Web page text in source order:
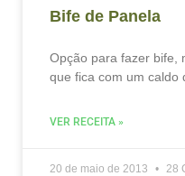
Bife de Panela
Opção para fazer bife,
que fica com um caldo
VER RECEITA »
20 de maio de 2013 28